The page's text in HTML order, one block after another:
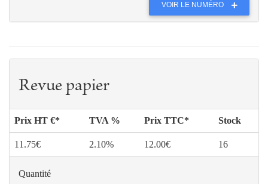
VOIR LE NUMÉRO
Revue papier
Prix HT €* TVA % Prix TTC* Stock
11.75€ 2.10% 12.00€ 16
Quantité